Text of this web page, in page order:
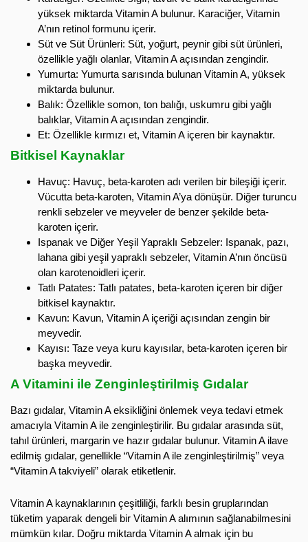
yüksek miktarda Vitamin A bulunur. Karaciğer, Vitamin
A’nın retinol formunu içerir.
Süt ve Süt Ürünleri: Süt, yoğurt, peynir gibi süt ürünleri,
özellikle yağlı olanlar, Vitamin A açısından zengindir.
Yumurta: Yumurta sarısında bulunan Vitamin A, yüksek
miktarda bulunur.
Balık: Özellikle somon, ton balığı, uskumru gibi yağlı
balıklar, Vitamin A açısından zengindir.
Et: Özellikle kırmızı et, Vitamin A içeren bir kaynaktır.
Bitkisel Kaynaklar
Havuç: Havuç, beta-karoten adı verilen bir bileşiği içerir.
Vücutta beta-karoten, Vitamin A’ya dönüşür. Diğer turuncu
renkli sebzeler ve meyveler de benzer şekilde beta-
karoten içerir.
Ispanak ve Diğer Yeşil Yapraklı Sebzeler: Ispanak, pazı,
lahana gibi yeşil yapraklı sebzeler, Vitamin A’nın öncüsü
olan karotenoidleri içerir.
Tatlı Patates: Tatlı patates, beta-karoten içeren bir diğer
bitkisel kaynaktır.
Kavun: Kavun, Vitamin A içeriği açısından zengin bir
meyvedir.
Kayısı: Taze veya kuru kayısılar, beta-karoten içeren bir
başka meyvedir.
A Vitamini ile Zenginleştirilmiş Gıdalar
Bazı gıdalar, Vitamin A eksikliğini önlemek veya tedavi etmek
amacıyla Vitamin A ile zenginleştirilir. Bu gıdalar arasında süt,
tahıl ürünleri, margarin ve hazır gıdalar bulunur. Vitamin A ilave
edilmiş gıdalar, genellikle “Vitamin A ile zenginleştirilmiş” veya
“Vitamin A takviyeli” olarak etiketlenir.
Vitamin A kaynaklarının çeşitliliği, farklı besin gruplarından
tüketim yaparak dengeli bir Vitamin A alımının sağlanabilmesini
mümkün kılar. Doğru miktarda Vitamin A almak için bu